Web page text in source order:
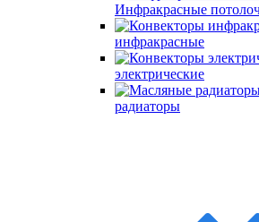
Инфракрасные
инфракрасные
электрические
радиаторы